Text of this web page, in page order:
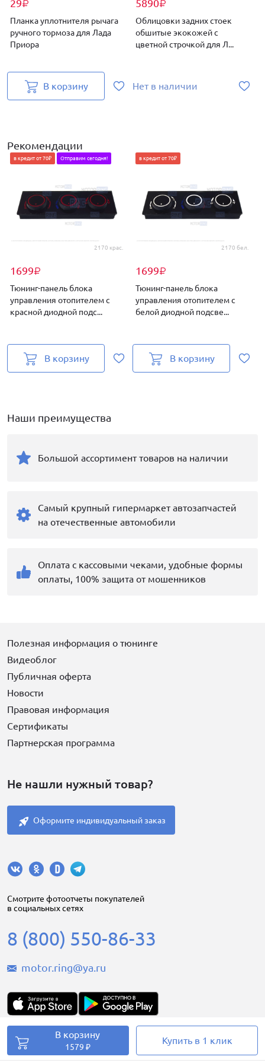
В корзину
1579 ₽
Купить в 1 клик
29₽
Планка уплотнителя рычага
ручного тормоза для Лада
Приора
В корзину
5890₽
Облицовки задних стоек
обшитые экокожей с
цветной строчкой для Л...
Нет в наличии
Рекомендации
2170 крас.
1699₽
в кредит от 70₽ Отправим сегодня!
Тюнинг-панель блока
управления отопителем с
красной диодной подс...
В корзину
2170 бел.
1699₽
в кредит от 70₽
Тюнинг-панель блока
управления отопителем с
белой диодной подсве...
В корзину
Наши преимущества
Большой ассортимент товаров на наличии
Самый крупный гипермаркет автозапчастей
на отечественные автомобили
Оплата с кассовыми чеками, удобные формы
оплаты, 100% защита от мошенников
Полезная информация о тюнинге
Видеоблог
Публичная оферта
Новости
Правовая информация
Сертификаты
Партнерская программа
Не нашли нужный товар?
Оформите индивидуальный заказ
Cмотрите фотоотчеты покупателей
в социальных сетях
8 (800) 550-86-33
motor.ring@ya.ru
Motorring.ru © 2008-2026